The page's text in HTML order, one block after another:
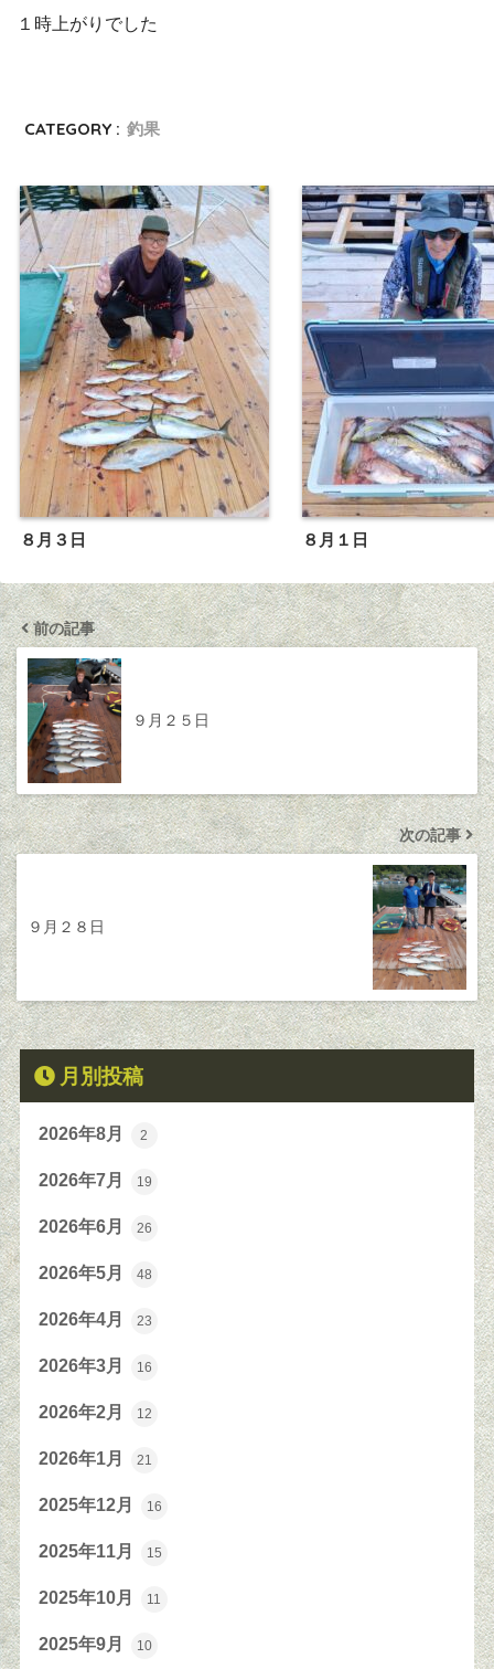
１時上がりでした
CATEGORY : 釣果
８月３日 ８月１日
前の記事
９月２５日
次の記事
９月２８日
月別投稿
2026年8月 2
2026年7月 19
2026年6月 26
2026年5月 48
2026年4月 23
2026年3月 16
2026年2月 12
2026年1月 21
2025年12月 16
2025年11月 15
2025年10月 11
2025年9月 10